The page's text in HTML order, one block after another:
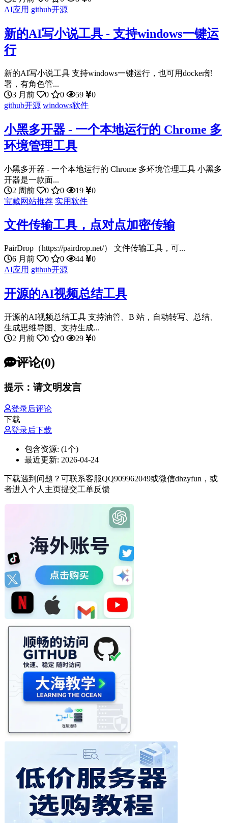
AI应用 github开源
新的AI写小说工具 - 支持windows一键运
行
新的AI写小说工具 支持windows一键运行，也可用docker部
署，有角色管...
3 月前
0 0 59
0
github开源 windows软件
小黑多开器 - 一个本地运行的 Chrome 多
环境管理工具
小黑多开器 - 一个本地运行的 Chrome 多环境管理工具 小黑多
开器是一款面...
2 周前
0 0 19
0
宝藏网站推荐 实用软件
文件传输工具，点对点加密传输
PairDrop（https://pairdrop.net/） 文件传输工具，可...
6 月前
0 0 44
0
AI应用 github开源
开源的AI视频总结工具
开源的AI视频总结工具 支持油管、B 站，自动转写、总结、
生成思维导图、支持生成...
2 月前
0 0 29 0
评论(0)
提示：请文明发言
登录后评论
下载
登录后下载
包含资源: (1个)
最近更新: 2026-04-24
下载遇到问题？可联系客服QQ909962049或微信dhzyfun，或
者进入个人主页提交工单反馈